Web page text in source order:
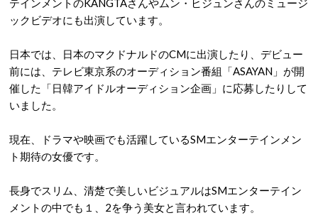
テインメントのKANGTAさんやムン・ヒジュンさんのミュージ
ックビデオにも出演しています。
日本では、日本のマクドナルドのCMに出演したり、デビュー
前には、テレビ東京系のオーディション番組「ASAYAN」が開
催した「日韓アイドルオーディション企画」に応募したりして
いました。
現在、ドラマや映画でも活躍しているSMエンターテインメン
ト期待の女優です。
長身でスリム、清楚で美しいビジュアルはSMエンターテイン
メントの中でも１、2を争う美女と言われています。